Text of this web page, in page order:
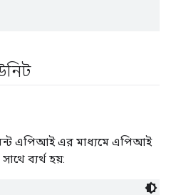
এপিআই এর মাধ্যমে এপিআই
সাথে ব্যর্থ হয়: